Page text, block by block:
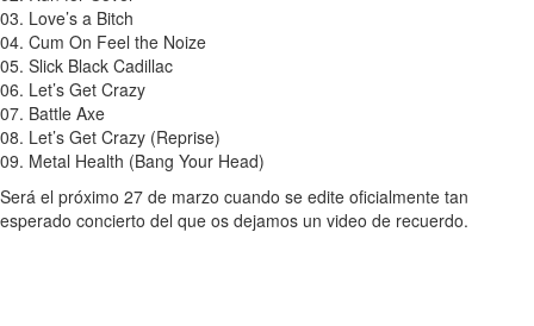
03. Love’s a Bitch
04. Cum On Feel the Noize
05. Slick Black Cadillac
06. Let’s Get Crazy
07. Battle Axe
08. Let’s Get Crazy (Reprise)
09. Metal Health (Bang Your Head)
Será el próximo 27 de marzo cuando se edite oficialmente tan
esperado concierto del que os dejamos un video de recuerdo.